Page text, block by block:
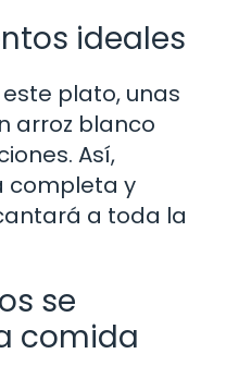
ideales
plato, unas
arroz blanco
Así,
completa y
a toda la
se
comida